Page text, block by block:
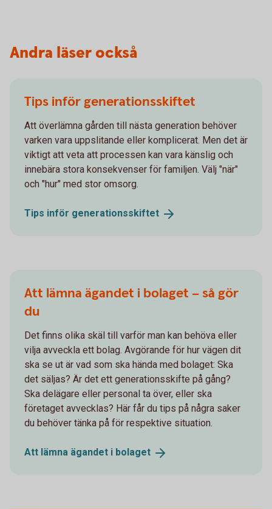
Andra läser också
Tips inför generationsskiftet
Att överlämna gården till nästa generation behöver
varken vara uppslitande eller komplicerat. Men det är
viktigt att veta att processen kan vara känslig och
innebära stora konsekvenser för familjen. Välj "när"
och "hur" med stor omsorg.
Tips inför generationsskiftet
Att lämna ägandet i bolaget – så gör
du
Det finns olika skäl till varför man kan behöva eller
vilja avveckla ett bolag. Avgörande för hur vägen dit
ska se ut är vad som ska hända med bolaget: Ska
det säljas? Är det ett generationsskifte på gång?
Ska delägare eller personal ta över, eller ska
företaget avvecklas? Här får du tips på några saker
du behöver tänka på för respektive situation.
Att lämna ägandet i bolaget